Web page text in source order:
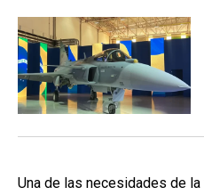
Una de las necesidades de